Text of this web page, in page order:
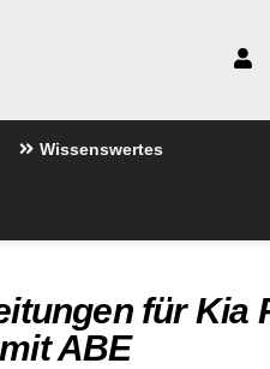
Wissenswertes
für Kia
ABE